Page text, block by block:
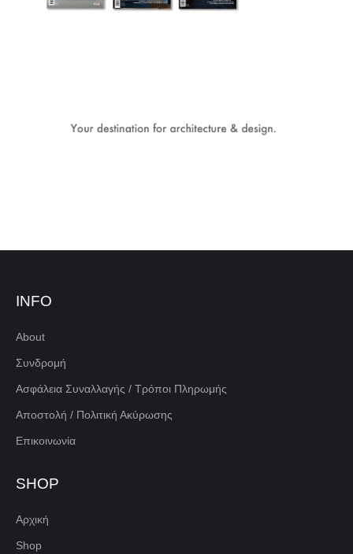
INFO
About
Συνδρομή
Ασφάλεια Συναλλαγής / Τρόποι Πληρωμής
Αποστολή / Πολιτική Ακύρωσης
Επικοινωνία
SHOP
Αρχική
Shop